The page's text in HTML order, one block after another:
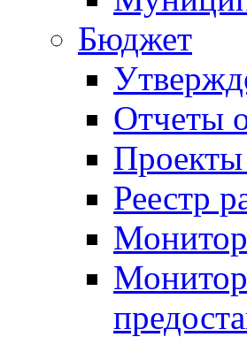
Бюджет
Отчеты
Реестр